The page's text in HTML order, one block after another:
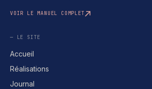
VOIR LE MANUEL COMPLET
— LE SITE
Accueil
Réalisations
Journal